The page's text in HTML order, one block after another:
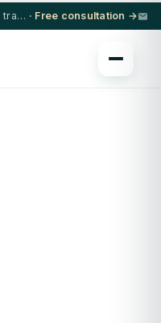
5★ hotel + VIP transfer on select procedures · Free consultation →